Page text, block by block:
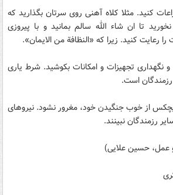
کنید. مثلا کلاه آهنی روی سرتان بگذارید که
تا ان شاء الله سالم بمانید و با پیروزی
رعایت کنید. زیرا که «النظافة من الایمان».
نگهداری تجهیزات و امکانات بکوشید. شرط یاری
است.
از خوب جنگیدن خود، مغرور نشود. نیروهای
رزمندگان نبینند.
عمل، حسین علایی)